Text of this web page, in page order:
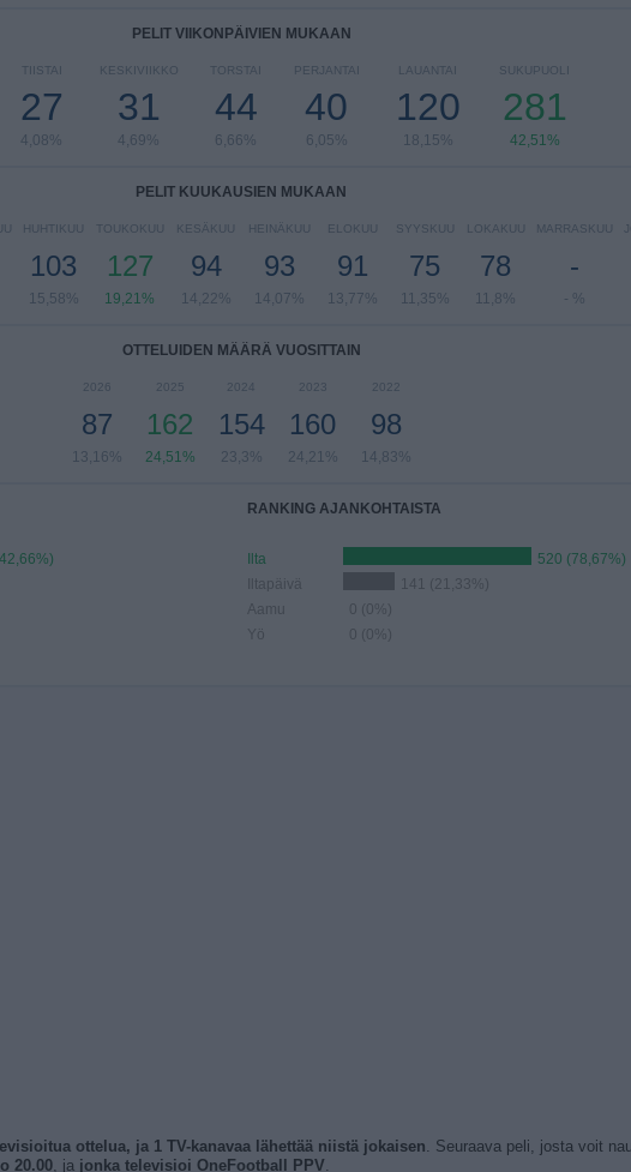
PELIT VIIKONPÄIVIEN MUKAAN
TIISTAI
27
4,08%
KESKIVIIKKO
31
4,69%
TORSTAI
44
6,66%
PERJANTAI
40
6,05%
LAUANTAI
120
18,15%
SUKUPUOLI
281
42,51%
PELIT KUUKAUSIEN MUKAAN
HUHTIKUU
103
15,58%
TOUKOKUU
127
19,21%
KESÄKUU
94
14,22%
HEINÄKUU
93
14,07%
ELOKUU
91
13,77%
SYYSKUU
75
11,35%
LOKAKUU
78
11,8%
MARRASKUU
-
- %
OTTELUIDEN MÄÄRÄ VUOSITTAIN
2026
87
13,16%
2025
162
24,51%
2024
154
23,3%
2023
160
24,21%
2022
98
14,83%
RANKING AJANKOHTAISTA
Ilta
520 (78,67%)
Iltapäivä
141 (21,33%)
Aamu
0 (0%)
Yö
0 (0%)
ottelua, ja 1 TV-kanavaa lähettää niistä jokaisen. Seuraava peli, josta voit
20.00, ja jonka televisioi OneFootball PPV.